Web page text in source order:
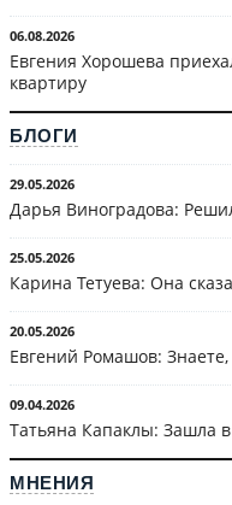
06.08.2026
Евгения Хорошева
квартиру
БЛОГИ
29.05.2026
Дарья Виноградова:
25.05.2026
Карина Тетуева: Она
20.05.2026
Евгений Ромашов:
09.04.2026
Татьяна Капаклы: Зашла
МНЕНИЯ